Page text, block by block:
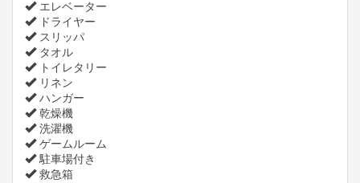
エレベーター
ドライヤー
スリッパ
タオル
トイレタリー
リネン
ハンガー
乾燥機
洗濯機
ゲームルーム
駐車場付き
救急箱